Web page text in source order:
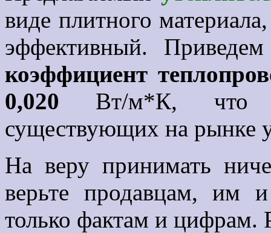
виде плитного
эффективный.
коэффициент
0,020 Вт/м*К, что
существующих на рынке
На веру принимать
верьте продавцам, им
только фактам и цифрам.